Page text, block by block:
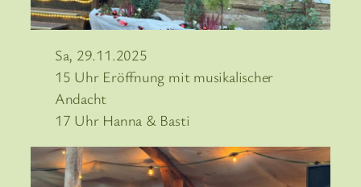
Sa, 29.11.2025
15 Uhr Eröffnung mit musikalischer
Andacht
17 Uhr Hanna & Basti